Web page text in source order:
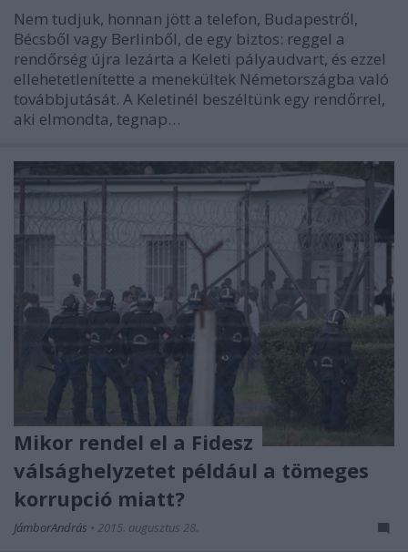
Nem tudjuk, honnan jött a telefon, Budapestről,
Bécsből vagy Berlinből, de egy biztos: reggel a
rendőrség újra lezárta a Keleti pályaudvart, és ezzel
ellehetetlenítette a menekültek Németországba való
továbbjutását. A Keletinél beszéltünk egy rendőrrel,
aki elmondta, tegnap…
Mikor rendel el a Fidesz
válsághelyzetet például a tömeges
korrupció miatt?
JámborAndrás • 2015. augusztus 28.